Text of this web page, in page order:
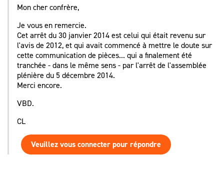
Mon cher confrère,
Je vous en remercie.
Cet arrêt du 30 janvier 2014 est celui qui était revenu sur
l'avis de 2012, et qui avait commencé à mettre le doute sur
cette communication de pièces... qui a finalement été
tranchée - dans le même sens - par l'arrêt de l'assemblée
plénière du 5 décembre 2014.
Merci encore.
VBD.
CL
Veuillez vous connecter pour répondre